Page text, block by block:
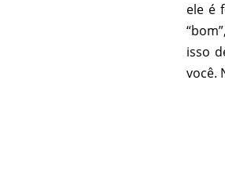
ele é
isso
você.